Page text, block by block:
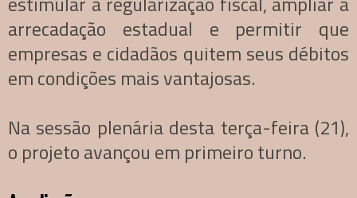
arrecadação estadual e permitir que
empresas e cidadãos quitem seus débitos
em condições mais vantajosas.
Na sessão plenária desta terça-feira (21),
o projeto avançou em primeiro turno.